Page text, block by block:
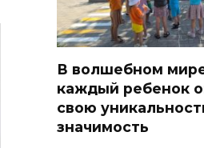
В волшебном
каждый ребенок
свою
значимость